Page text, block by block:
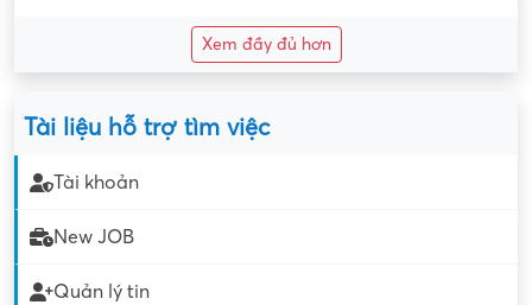
Xem đầy đủ hơn
Tài liệu hỗ trợ tìm việc
Tài khoản
New JOB
Quản lý tin